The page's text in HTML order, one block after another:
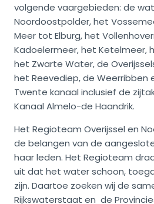
volgende vaargebieden: de
Noordoostpolder, het
Meer tot Elburg, het
Kadoelermeer, het Ketelmeer,
het Zwarte Water, de
het Reevediep, de Weerribben
Twente kanaal inclusief de
Kanaal Almelo-de Haandrik.
Het Regioteam Overijssel en
de belangen van de
haar leden. Het Regioteam
uit dat het water schoon,
zijn. Daartoe zoeken wij de
Rijkswaterstaat en de